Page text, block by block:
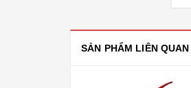
SẢN PHẨM LIÊN QUAN